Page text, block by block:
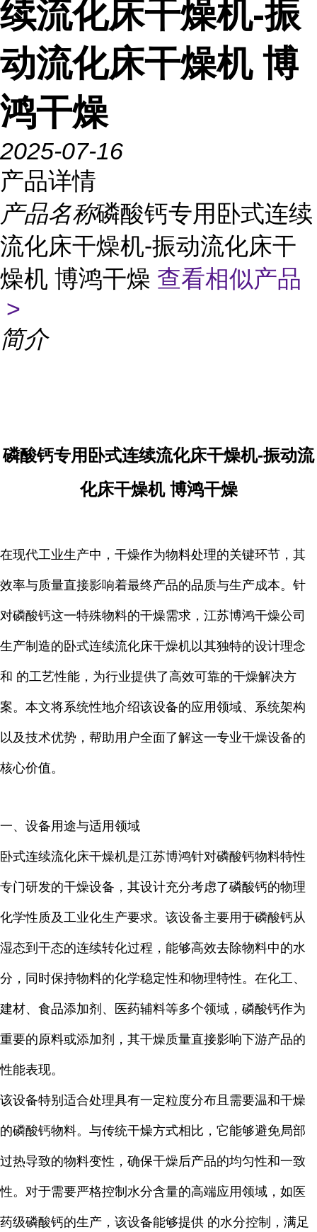
续流化床干燥机-振
动流化床干燥机 博
鸿干燥
2025-07-16
产品详情
产品名称磷酸钙专用卧式连续
流化床干燥机-振动流化床干
燥机 博鸿干燥 查看相似产品
>
简介
磷酸钙专用卧式连续流化床干燥机-振动流
化床干燥机 博鸿干燥
在现代工业生产中，干燥作为物料处理的关键环节，其
效率与质量直接影响着最终产品的品质与生产成本。针
对磷酸钙这一特殊物料的干燥需求，江苏博鸿干燥公司
生产制造的卧式连续流化床干燥机以其独特的设计理念
和 的工艺性能，为行业提供了高效可靠的干燥解决方
案。本文将系统性地介绍该设备的应用领域、系统架构
以及技术优势，帮助用户全面了解这一专业干燥设备的
核心价值。
一、设备用途与适用领域
卧式连续流化床干燥机是江苏博鸿针对磷酸钙物料特性
专门研发的干燥设备，其设计充分考虑了磷酸钙的物理
化学性质及工业化生产要求。该设备主要用于磷酸钙从
湿态到干态的连续转化过程，能够高效去除物料中的水
分，同时保持物料的化学稳定性和物理特性。在化工、
建材、食品添加剂、医药辅料等多个领域，磷酸钙作为
重要的原料或添加剂，其干燥质量直接影响下游产品的
性能表现。
该设备特别适合处理具有一定粒度分布且需要温和干燥
的磷酸钙物料。与传统干燥方式相比，它能够避免局部
过热导致的物料变性，确保干燥后产品的均匀性和一致
性。对于需要严格控制水分含量的高端应用领域，如医
药级磷酸钙的生产，该设备能够提供 的水分控制，满足